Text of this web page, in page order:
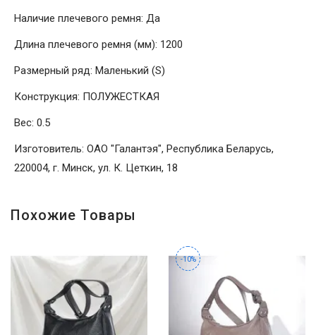
Наличие плечевого ремня: Да
Длина плечевого ремня (мм): 1200
Размерный ряд: Маленький (S)
Конструкция: ПОЛУЖЕСТКАЯ
Вес: 0.5
Изготовитель: ОАО "Галантэя", Республика Беларусь,
220004, г. Минск, ул. К. Цеткин, 18
Похожие Товары
-10%